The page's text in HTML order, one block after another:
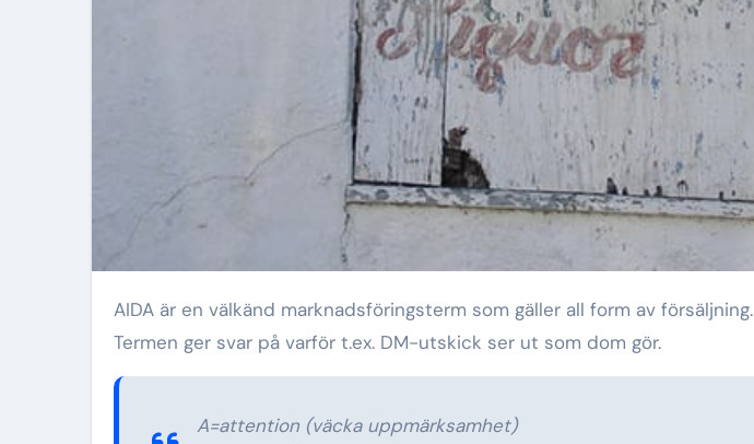
AIDA är en välkänd marknadsföringsterm som gäller all form av försäljning.
Termen ger svar på varför t.ex. DM-utskick ser ut som dom gör.
A=attention (väcka uppmärksamhet)